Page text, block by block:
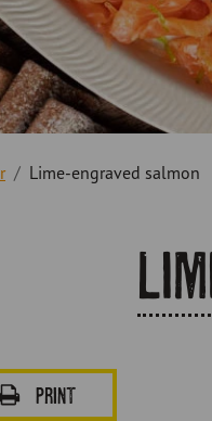
Lime-engraved salmon
PRINT